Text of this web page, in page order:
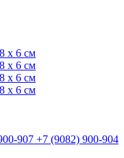
907 +7 (9082) 900-904